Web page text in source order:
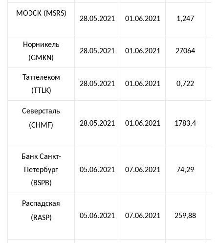
МОЭСК (MSRS)
28.05.2021 01.06.2021 1,247
Норникель
(GMKN)
28.05.2021 01.06.2021 27064
Таттелеком
(TTLK)
28.05.2021 01.06.2021 0,722
Северсталь
(CHMF)
28.05.2021 01.06.2021 1783,4
Банк Санкт-
Петербург
(BSPB)
05.06.2021 07.06.2021 74,29
Распадская
(RASP)
05.06.2021 07.06.2021 259,88